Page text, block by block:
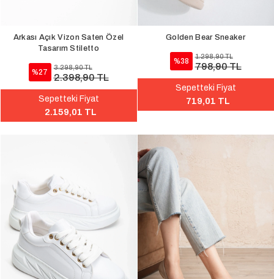
Arkası Açık Vizon Saten Özel
Tasarım Stiletto
%27
3.298,90 TL
2.398,90 TL
Sepetteki Fiyat
2.159,01 TL
Golden Bear Sneaker
%38
1.298,90 TL
798,90 TL
Sepetteki Fiyat
719,01 TL